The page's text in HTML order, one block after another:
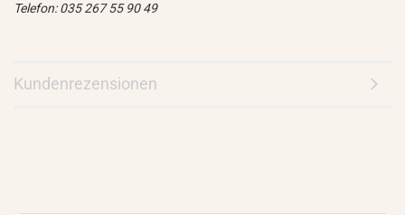
Telefon: 035 267 55 90 49
Kundenrezensionen